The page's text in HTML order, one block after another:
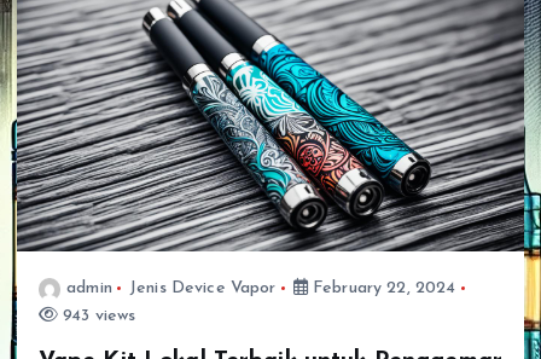
admin Jenis Device Vapor
February 22, 2024
943 views